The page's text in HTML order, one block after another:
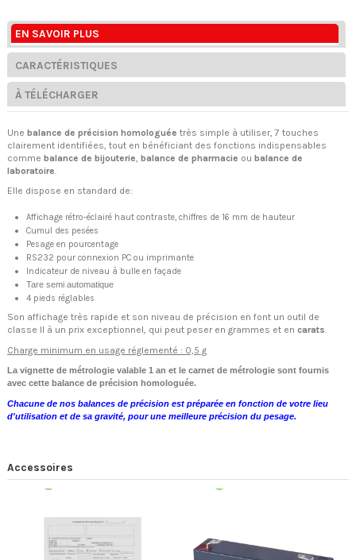
EN SAVOIR PLUS
CARACTÉRISTIQUES
À TÉLÉCHARGER
Une balance de précision homologuée très simple à utiliser, 7 touches
clairement identifiées, tout en bénéficiant des fonctions indispensables
comme balance de bijouterie balance de pharmacie ou balance de
laboratoire
Elle dispose en standard de:
Affichage rétro-éclairé haut contraste, chiffres de 16 mm de hauteur
Cumul des pesées
Pesage en pourcentage
RS232 pour connexion PC ou imprimante
Indicateur de niveau à bulle en façade
Tare semi automatique
4 pieds réglables
Son affichage très rapide et son niveau de précision en font un outil de
classe II à un prix exceptionnel, qui peut peser en grammes et en carats.
Charge minimum en usage réglementé : 0,5 g
La vignette de métrologie valable 1 an et le carnet de métrologie sont fournis
avec cette balance de précision homologuée.
Chacune de nos balances de précision est préparée en fonction de votre lieu
d'utilisation et de sa gravité, pour une meilleure précision du pesage.
Accessoires
Expédition 48/72h Expédition 48/72h